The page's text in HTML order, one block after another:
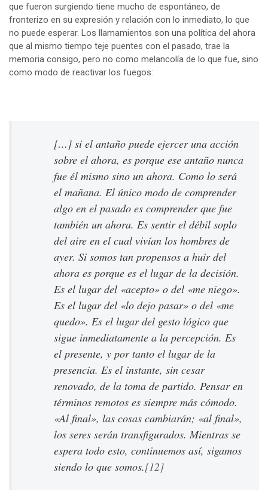
que fueron surgiendo tiene mucho de espontáneo, de
fronterizo en su expresión y relación con lo inmediato, lo que
no puede esperar. Los llamamientos son una política del ahora
que al mismo tiempo teje puentes con el pasado, trae la
memoria consigo, pero no como melancolía de lo que fue, sino
como modo de reactivar los fuegos:
[…] si el antaño puede ejercer una acción
sobre el ahora, es porque ese antaño nunca
fue él mismo sino un ahora. Como lo será
el mañana. El único modo de comprender
algo en el pasado es comprender que fue
también un ahora. Es sentir el débil soplo
del aire en el cual vivían los hombres de
ayer. Si somos tan propensos a huir del
ahora es porque es el lugar de la decisión.
Es el lugar del «acepto» o del «me niego».
Es el lugar del «lo dejo pasar» o del «me
quedo». Es el lugar del gesto lógico que
sigue inmediatamente a la percepción. Es
el presente, y por tanto el lugar de la
presencia. Es el instante, sin cesar
renovado, de la toma de partido. Pensar en
términos remotos es siempre más cómodo.
«Al final», las cosas cambiarán; «al final»,
los seres serán transfigurados. Mientras se
espera todo esto, continuemos así, sigamos
siendo lo que somos.[12]